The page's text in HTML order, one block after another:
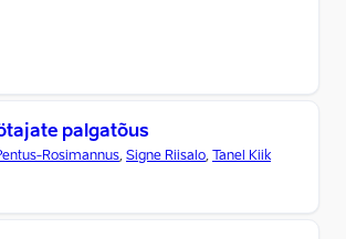
palgatõus
Rosimannus, Signe Riisalo, Tanel Kiik